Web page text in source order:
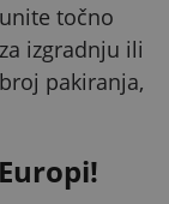
točno
izgradnju ili
pakiranja,